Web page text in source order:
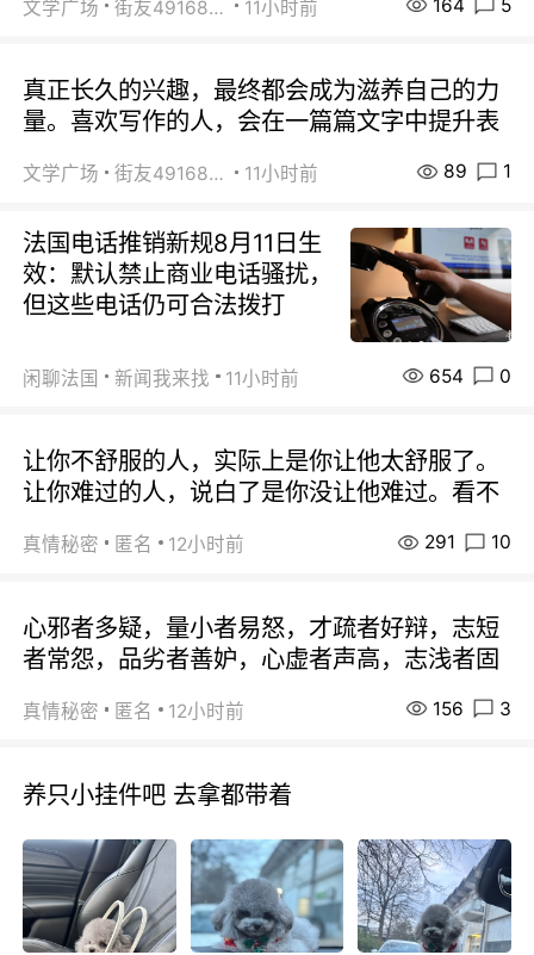
文学广场 街友49168527 11小时前 164 5
真正长久的兴趣，最终都会成为滋养自己的力
量。喜欢写作的人，会在一篇篇文字中提升表
文学广场 街友49168527 11小时前 89 1
法国电话推销新规8月11日生
效：默认禁止商业电话骚扰，
但这些电话仍可合法拨打
闲聊法国 新闻我来找 11小时前 654 0
让你不舒服的人，实际上是你让他太舒服了。
让你难过的人，说白了是你没让他难过。看不
真情秘密 匿名 12小时前 291 10
心邪者多疑，量小者易怒，才疏者好辩，志短
者常怨，品劣者善妒，心虚者声高，志浅者固
真情秘密 匿名 12小时前 156 3
养只小挂件吧 去拿都带着